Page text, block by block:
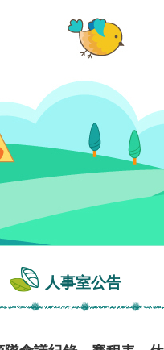
人事室公告